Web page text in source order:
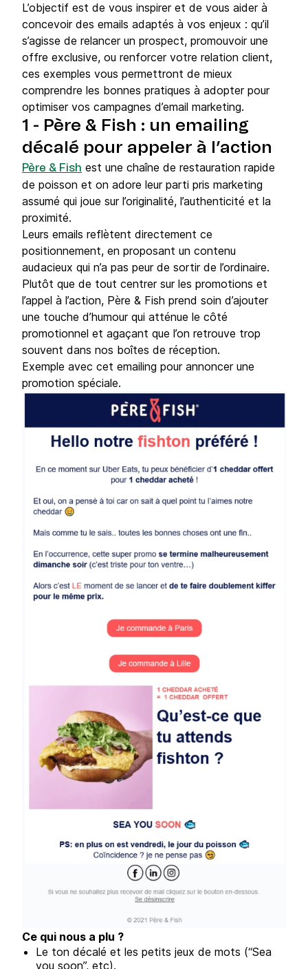
L’objectif est de vous inspirer et de vous aider à
concevoir des emails adaptés à vos enjeux : qu’il
s’agisse de relancer un prospect, promouvoir une
offre exclusive, ou renforcer votre relation client,
ces exemples vous permettront de mieux
comprendre les bonnes pratiques à adopter pour
optimiser vos campagnes d’email marketing.
1 - Père & Fish : un emailing
décalé pour appeler à l’action
Père & Fish est une chaîne de restauration rapide
de poisson et on adore leur parti pris marketing
assumé qui joue sur l’originalité, l’authenticité et la
proximité.
Leurs emails reflètent directement ce
positionnement, en proposant un contenu
audacieux qui n’a pas peur de sortir de l’ordinaire.
Plutôt que de tout centrer sur les promotions et
l’appel à l’action, Père & Fish prend soin d’ajouter
une touche d’humour qui atténue le côté
promotionnel et agaçant que l’on retrouve trop
souvent dans nos boîtes de réception.
Exemple avec cet emailing pour annoncer une
promotion spéciale.
Ce qui nous a plu ?
Le ton décalé et les petits jeux de mots (“Sea
you soon”, etc).